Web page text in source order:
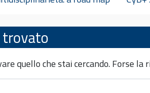
quello che stai cercando. Forse la